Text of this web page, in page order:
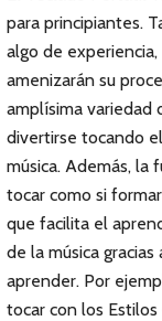
para principiantes.
algo de
amenizarán su
amplísima variedad
divertirse tocando
música. Además, la
tocar como si
que facilita el
de la música
aprender. Por
tocar con los